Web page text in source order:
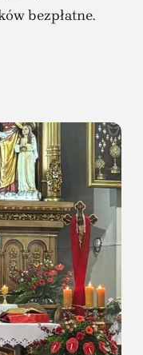
bezpłatne.